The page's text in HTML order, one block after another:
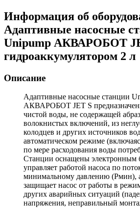
Информация об
Адаптивные насосные
Unipump АКВАРОБОТ
гидроаккумулятором 2 л
Описание
Адаптивные насосные станции
АКВАРОБОТ JET S
чистой воды, не содержащей
волокнистых включений, из
колодцев и других источников
автоматическом режиме
по мере расходования воды
Станции оснащены электронным
управляет работой насоса по
минимальному давлению (Рмин),
защищает насос от работы в
других аварийных ситуаций
напряжения, неправильный